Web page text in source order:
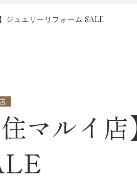
ジュエリーリフォーム SALE
マルイ